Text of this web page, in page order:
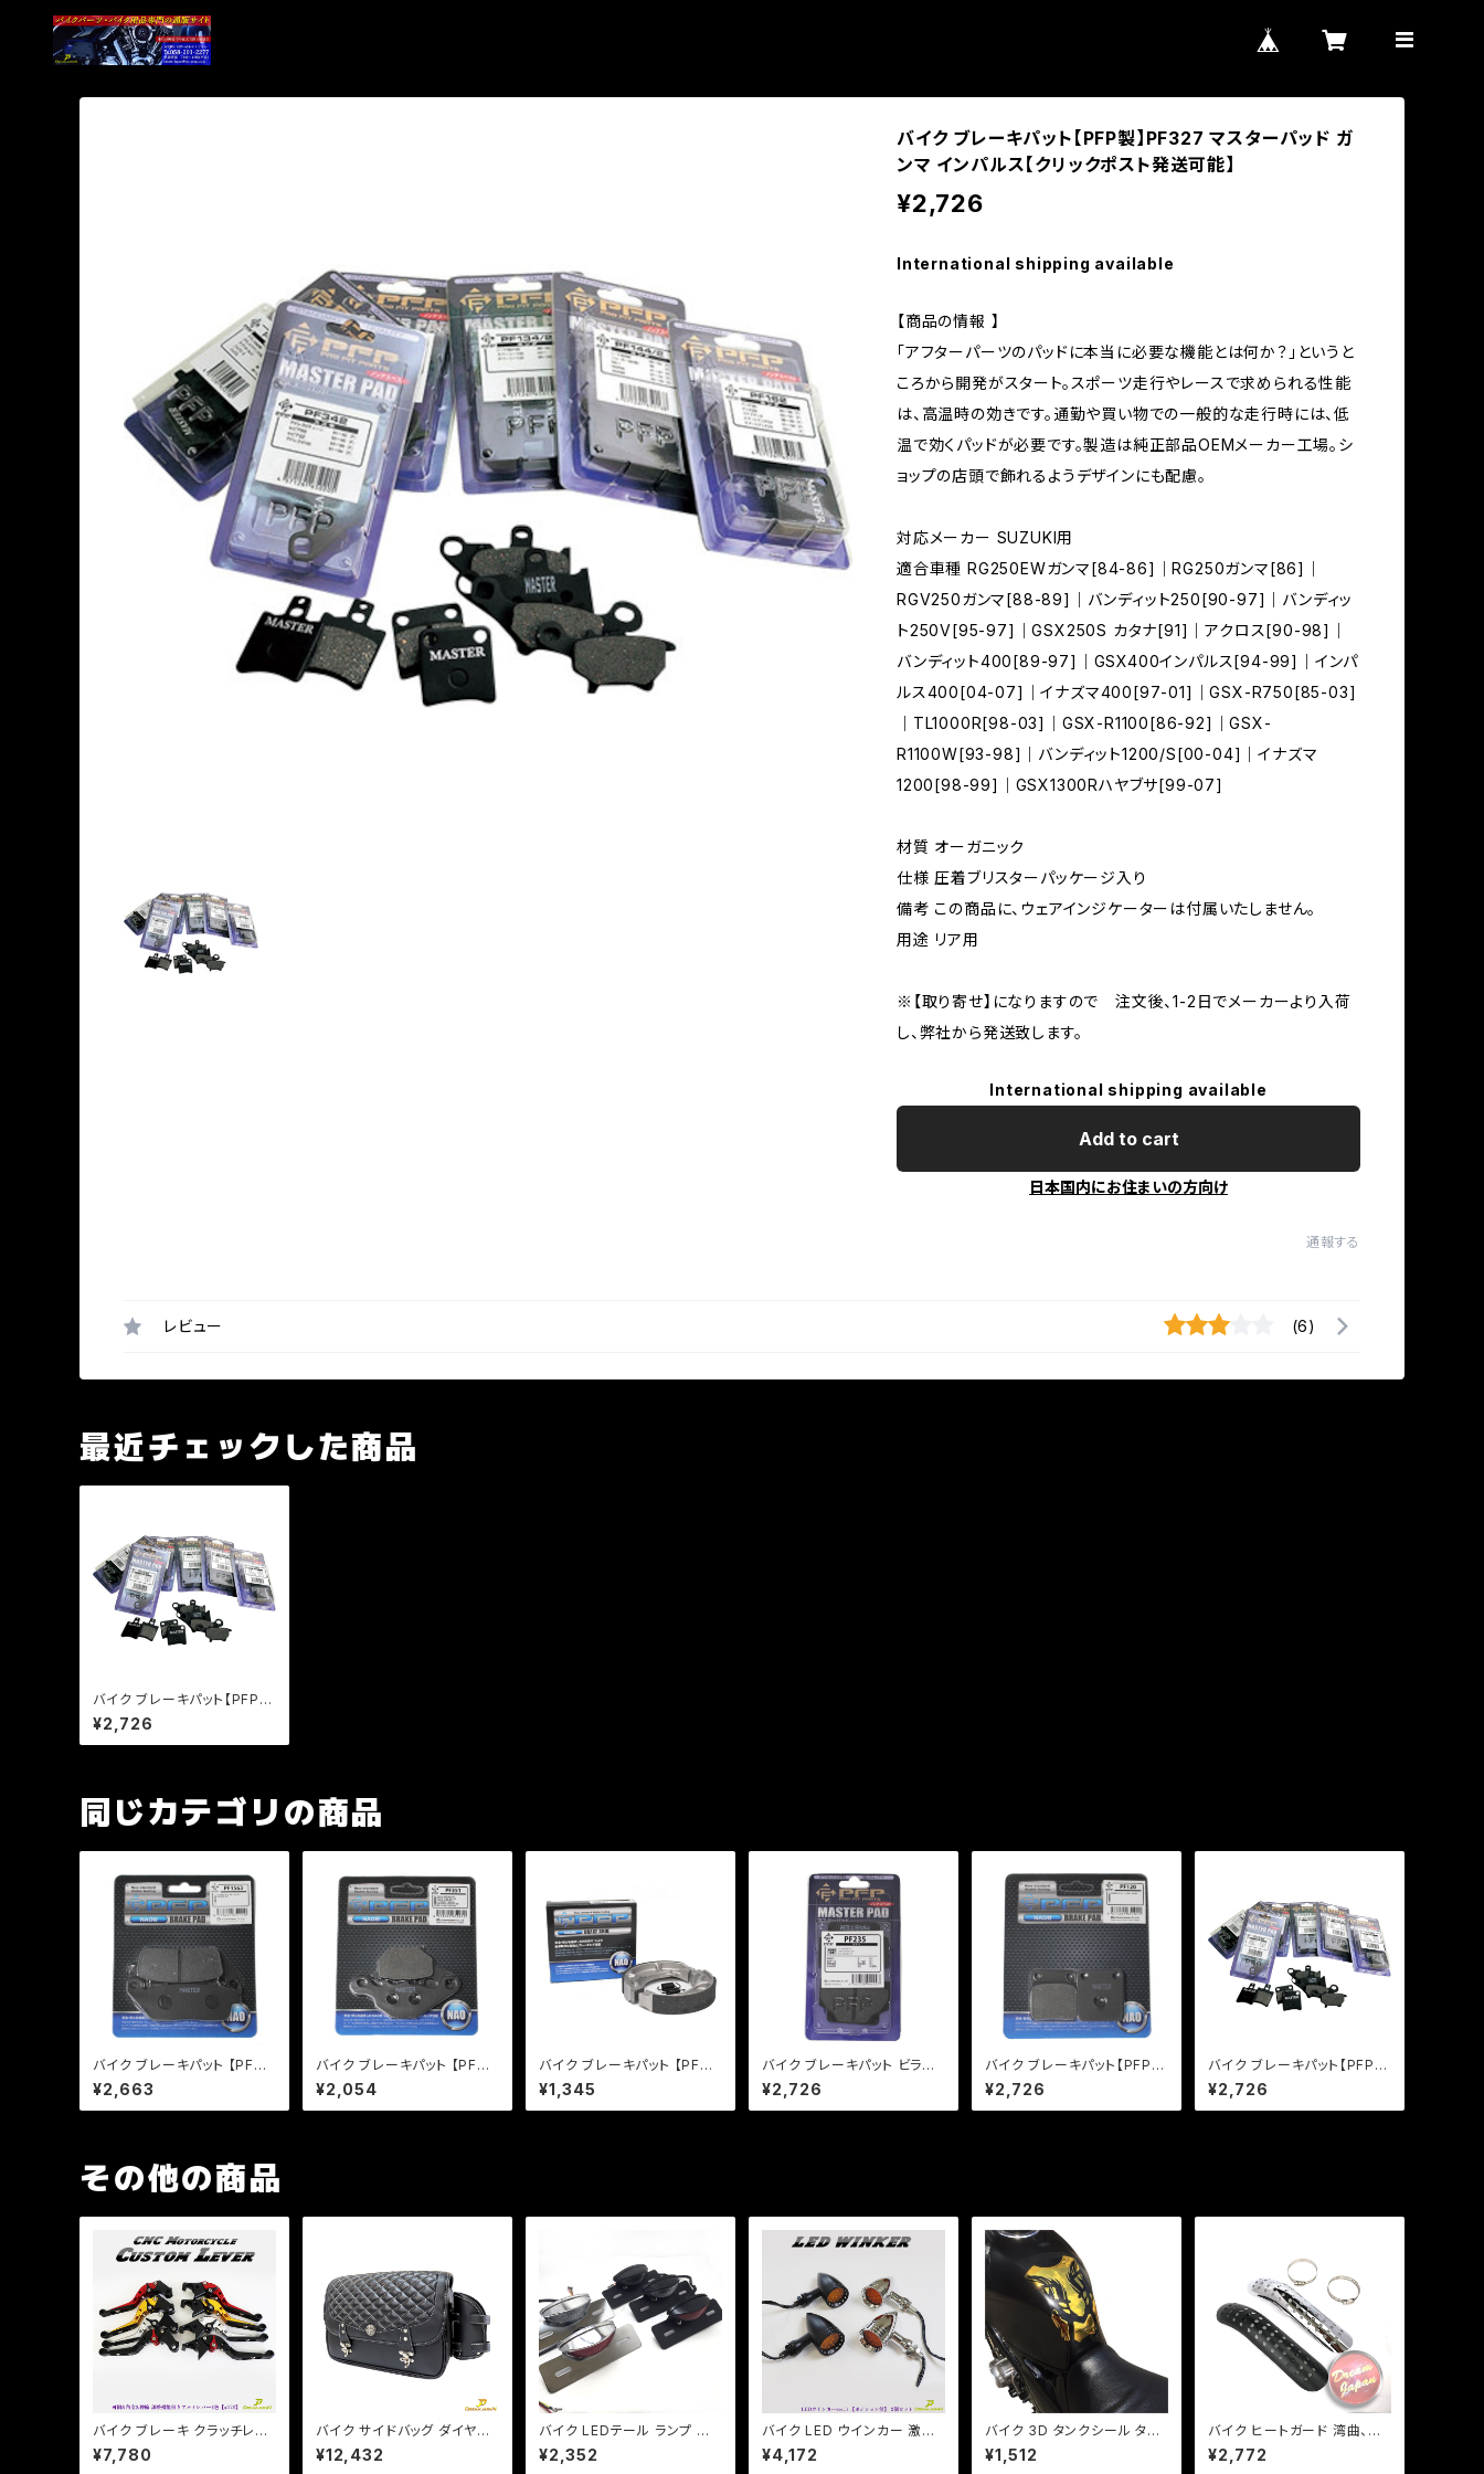
バイク ブレーキパット【PFP製】PF327 マスターパッド ガ
ンマ インパルス【クリックポスト発送可能】
¥2,726
International shipping available
【商品の情報 】
「アフターパーツのパッドに本当に必要な機能とは何か？」というと
ころから開発がスタート。スポーツ走行やレースで求められる性能
は、高温時の効きです。通勤や買い物での一般的な走行時には、低
温で効くパッドが必要です。製造は純正部品OEMメーカー工場。シ
ョップの店頭で飾れるようデザインにも配慮。
対応メーカー SUZUKI用
適合車種 RG250EWガンマ[84-86]｜RG250ガンマ[86]｜
RGV250ガンマ[88-89]｜バンディット250[90-97]｜バンディッ
ト250V[95-97]｜GSX250S カタナ[91]｜アクロス[90-98]｜
バンディット400[89-97]｜GSX400インパルス[94-99]｜インパ
ルス400[04-07]｜イナズマ400[97-01]｜GSX-R750[85-03]
｜TL1000R[98-03]｜GSX-R1100[86-92]｜GSX-
R1100W[93-98]｜バンディット1200/S[00-04]｜イナズマ
1200[98-99]｜GSX1300Rハヤブサ[99-07]
材質 オーガニック
仕様 圧着ブリスターパッケージ入り
備考 この商品に、ウェアインジケーターは付属いたしません。
用途 リア用
※【取り寄せ】になりますので 注文後、1-2日でメーカーより入荷
し、弊社から発送致します。
International shipping available
Add to cart
日本国内にお住まいの方向け
通報する
レビュー (6)
最近チェックした商品
バイク ブレーキパット【PFP
製】PF327 マスターパッド ガ
ンマ インパルス【クリックポス
ト発送可能】
¥2,726
同じカテゴリの商品
バイク ブレーキパット 【PFP
製】 PF156/3 マスターパッド
VTR マグナ スティード 【クリ
ックポスト発送可能】
¥2,663
バイク ブレーキパット 【PFP
製】 PF351 マスターパッド ア
ドレス レッツ【クリックポスト
発送可能】
¥2,054
バイク ブレーキパット 【PFP
製】 PFB330 ブレーキシュー
レッツ ストマジ
¥1,345
バイク ブレーキパット ビラー
ゴ【PFP製】PF235 マスター
パッド 【クリックポスト発送可
能】
¥2,726
バイク ブレーキパット【PFP
製】PF120 マスターパッド マ
グナ50 KSR110 【クリックポ
スト発送可能】
¥2,726
バイク ブレーキパット【PFP
製】PF144/2 マスターパッド
エイプ50 ジョーカー50【クリ
ックポスト発送可能】
¥2,726
その他の商品
バイク ブレーキ クラッチレバ
ー 左右セット バリオス ゼファ
ー ZRX ZZ-R エストレア 他
¥7,780
バイク サイドバッグ ダイヤス
テッチ ドリンクホルダー レイ
ンカバー付き 15L 容量可変可
¥12,432
バイク LEDテール ランプ 汎
用 ナンバー灯付 ミニタイプ
【ブラック】カスタム テール エ
¥2,352
バイク LED ウインカー 激渋
激光 / 2個セット / 【シルバー・
ブラック選択】ver.3 ポジショ
¥4,172
バイク 3D タンクシール タン
クパット 汎用 金（3色あり） ソ
フトエンブレム/ネイキッド/レ
¥1,512
バイク ヒートガード 湾曲、ドッ
トタイプ 【シルバー・ブラック】
マフラー 火傷防止 カスタム
¥2,772